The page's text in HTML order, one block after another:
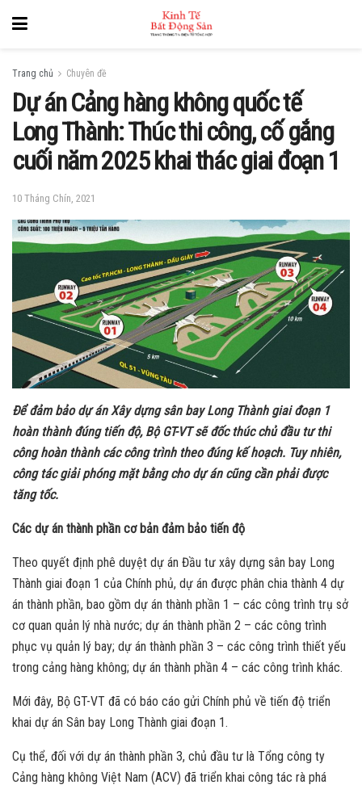
Trang chủ Chuyên đề
Dự án Cảng hàng không quốc tế
Long Thành: Thúc thi công, cố gắng
cuối năm 2025 khai thác giai đoạn 1
10 Tháng Chín, 2021
Để đảm bảo dự án Xây dựng sân bay Long Thành giai đoạn 1
hoàn thành đúng tiến độ, Bộ GT-VT sẽ đốc thúc chủ đầu tư thi
công hoàn thành các công trình theo đúng kế hoạch. Tuy nhiên,
công tác giải phóng mặt bằng cho dự án cũng cần phải được
tăng tốc.
Các dự án thành phần cơ bản đảm bảo tiến độ
Theo quyết định phê duyệt dự án Đầu tư xây dựng sân bay Long
Thành giai đoạn 1 của Chính phủ, dự án được phân chia thành 4 dự
án thành phần, bao gồm dự án thành phần 1 – các công trình trụ sở
cơ quan quản lý nhà nước; dự án thành phần 2 – các công trình
phục vụ quản lý bay; dự án thành phần 3 – các công trình thiết yếu
trong cảng hàng không; dự án thành phần 4 – các công trình khác.
Mới đây, Bộ GT-VT đã có báo cáo gửi Chính phủ về tiến độ triển
khai dự án Sân bay Long Thành giai đoạn 1.
Cụ thể, đối với dự án thành phần 3, chủ đầu tư là Tổng công ty
Cảng hàng không Việt Nam (ACV) đã triển khai công tác rà phá